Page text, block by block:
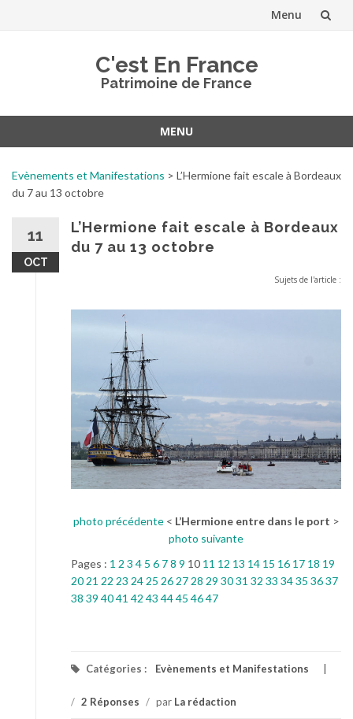
Menu
C'est En France
Patrimoine de France
MENU
contenu
Evènements et Manifestations > L’Hermione fait escale à Bordeaux
du 7 au 13 octobre
11
OCT
L’Hermione fait escale à Bordeaux
du 7 au 13 octobre
Sujets de l'article :
photo précédente< L’Hermione entre dans le port >
photo suivante
Pages : 1 2 3 4 5 6 78 9 10 11 12 13 14 15 16 17 18 19
20 21 22 23 24 25 26 27 28 29 3031 32 33 3435 3637
38 39 4041 42 43 4445 4647
Catégories : Evènements et Manifestations
/ 2 Réponses / par La rédaction